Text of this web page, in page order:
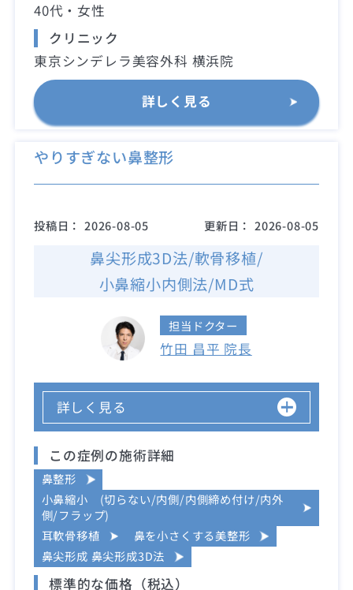
40代・女性
クリニック
東京シンデレラ美容外科 横浜院
詳しく見る
やりすぎない鼻整形
投稿日： 2026-08-05 更新日： 2026-08-05
鼻尖形成3D法/軟骨移植/
小鼻縮小内側法/MD式
担当ドクター
竹田 昌平 院長
詳しく見る
この症例の施術詳細
鼻整形
小鼻縮小 (切らない/内側/内側締め付け/内外
側/フラップ)
耳軟骨移植
鼻を小さくする美整形
鼻尖形成 鼻尖形成3D法
標準的な価格（税込）